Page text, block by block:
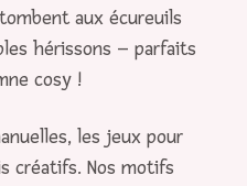
aux écureuils
hérissons – parfaits
cosy !
les jeux pour
créatifs. Nos motifs